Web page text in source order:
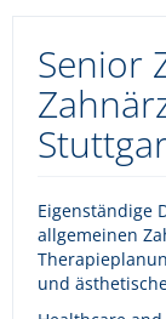
Senior
Eigenständige
allgemeinen
und